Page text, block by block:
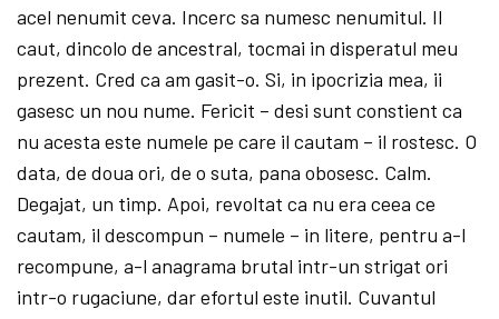
acel nenumit ceva. Incerc sa numesc nenumitul. Il
caut, dincolo de ancestral, tocmai in disperatul meu
prezent. Cred ca am gasit-o. Si, in ipocrizia mea, ii
gasesc un nou nume. Fericit – desi sunt constient ca
nu acesta este numele pe care il cautam – il rostesc. O
data, de doua ori, de o suta, pana obosesc. Calm.
Degajat, un timp. Apoi, revoltat ca nu era ceea ce
cautam, il descompun – numele – in litere, pentru a-l
recompune, a-l anagrama brutal intr-un strigat ori
intr-o rugaciune, dar efortul este inutil. Cuvantul